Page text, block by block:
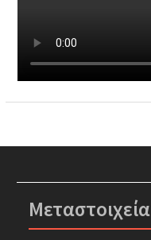
Μεταστοιχεία